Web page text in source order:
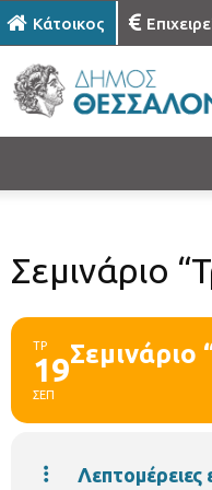
Κάτοικος
Σεμινάριο
ΤΡ
19
ΣΕΠ
Σεμινάριο